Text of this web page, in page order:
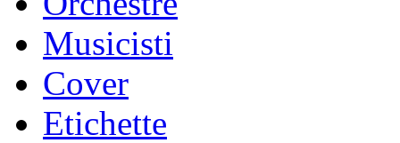
Musicisti
Cover
Etichette